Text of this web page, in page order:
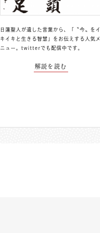
日蓮聖人が遺した言葉から、「〝今〟をイ
キイキと生きる智慧」をお伝えする人気メ
ニュー。 twitterでも配信中 です。
解説を読む